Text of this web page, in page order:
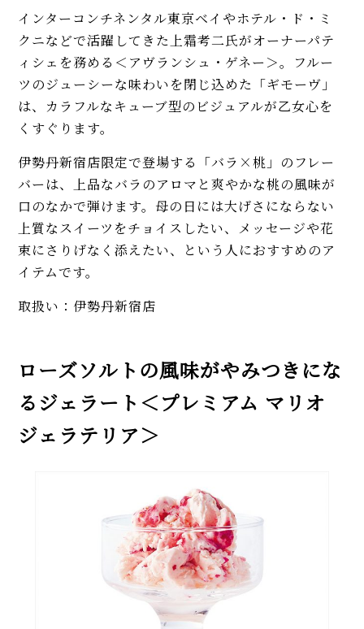
インターコンチネンタル東京ベイやホテル・ド・ミ
クニなどで活躍してきた上霜考二氏がオーナーパテ
ィシェを務める＜アヴランシュ・ゲネー＞。フルー
ツのジューシーな味わいを閉じ込めた「ギモーヴ」
は、カラフルなキューブ型のビジュアルが乙女心を
くすぐります。
伊勢丹新宿店限定で登場する「バラ×桃」のフレー
バーは、上品なバラのアロマと爽やかな桃の風味が
口のなかで弾けます。母の日には大げさにならない
上質なスイーツをチョイスしたい、メッセージや花
束にさりげなく添えたい、という人におすすめのア
イテムです。
取扱い：伊勢丹新宿店
ローズソルトの風味がやみつきにな
るジェラート＜プレミアム マリオ
ジェラテリア＞